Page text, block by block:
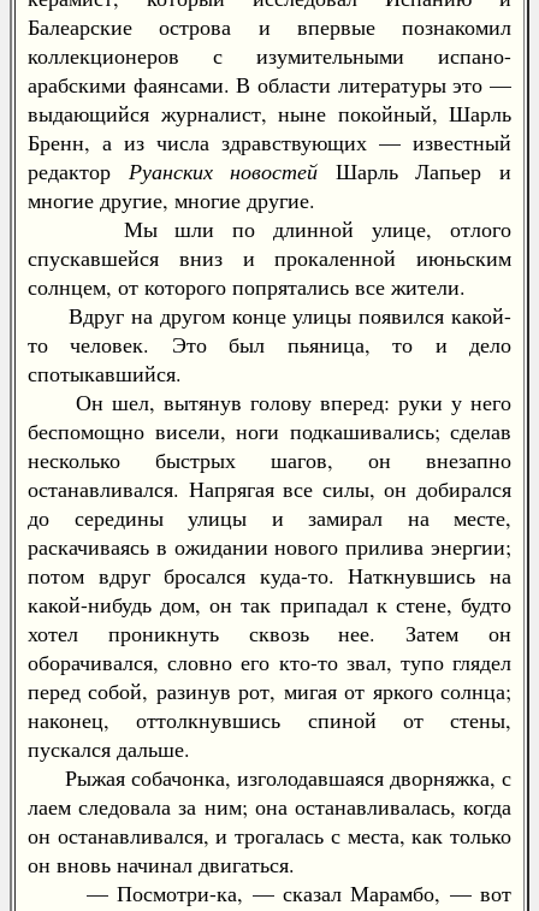
Балеарские острова и впервые познакомил
коллекционеров с изумительными испано-
арабскими фаянсами. В области литературы это —
выдающийся журналист, ныне покойный, Шарль
Бренн, а из числа здравствующих — известный
редактор Руанских новостей Шарль Лапьер и
многие другие, многие другие.
Мы шли по длинной улице, отлого
спускавшейся вниз и прокаленной июньским
солнцем, от которого попрятались все жители.
Вдруг на другом конце улицы появился какой-
то человек. Это был пьяница, то и дело
спотыкавшийся.
Он шел, вытянув голову вперед: руки у него
беспомощно висели, ноги подкашивались; сделав
несколько быстрых шагов, он внезапно
останавливался. Напрягая все силы, он добирался
до середины улицы и замирал на месте,
раскачиваясь в ожидании нового прилива энергии;
потом вдруг бросался куда-то. Наткнувшись на
какой-нибудь дом, он так припадал к стене, будто
хотел проникнуть сквозь нее. Затем он
оборачивался, словно его кто-то звал, тупо глядел
перед собой, разинув рот, мигая от яркого солнца;
наконец, оттолкнувшись спиной от стены,
пускался дальше.
Рыжая собачонка, изголодавшаяся дворняжка, с
лаем следовала за ним; она останавливалась, когда
он останавливался, и трогалась с места, как только
он вновь начинал двигаться.
— Посмотри-ка, — сказал Марамбо, — вот